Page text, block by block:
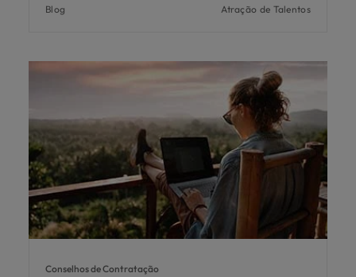
Blog Atração de Talentos
Conselhos de Contratação